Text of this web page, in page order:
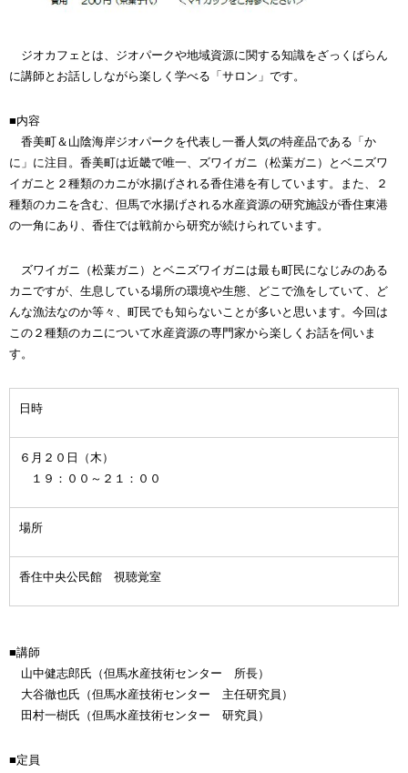
ジオカフェとは、ジオパークや地域資源に関する知識をざっくばらん
に講師とお話ししながら楽しく学べる「サロン」です。
■内容
香美町＆山陰海岸ジオパークを代表し一番人気の特産品である「か
に」に注目。香美町は近畿で唯一、ズワイガニ（松葉ガニ）とベニズワ
イガニと２種類のカニが水揚げされる香住港を有しています。また、２
種類のカニを含む、但馬で水揚げされる水産資源の研究施設が香住東港
の一角にあり、香住では戦前から研究が続けられています。
ズワイガニ（松葉ガニ）とベニズワイガニは最も町民になじみのある
カニですが、生息している場所の環境や生態、どこで漁をしていて、ど
んな漁法なのか等々、町民でも知らないことが多いと思います。今回は
この２種類のカニについて水産資源の専門家から楽しくお話を伺いま
す。
日時
６月２０日（木）
１９：００～２１：００
場所
香住中央公民館 視聴覚室
■講師
山中健志郎氏（但馬水産技術センター 所長）
大谷徹也氏（但馬水産技術センター 主任研究員）
田村一樹氏（但馬水産技術センター 研究員）
■定員